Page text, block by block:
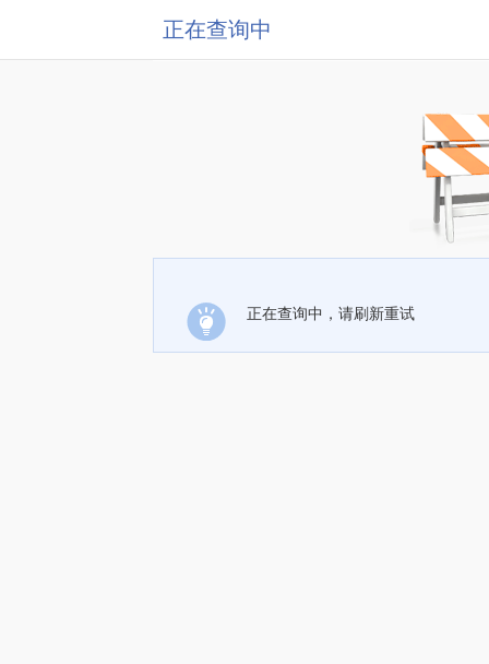
正在查询中
正在查询中，请刷新重试